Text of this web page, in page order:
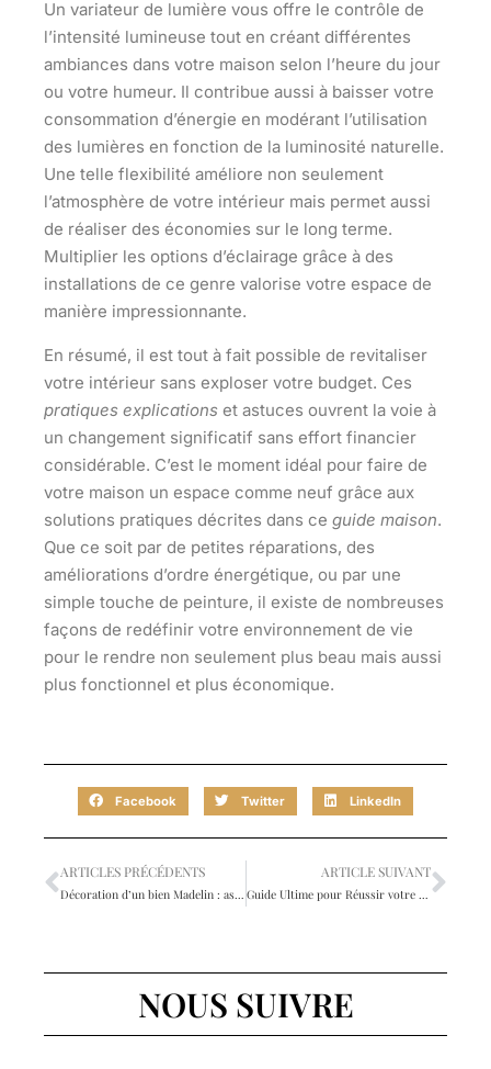
Un variateur de lumière vous offre le contrôle de
l’intensité lumineuse tout en créant différentes
ambiances dans votre maison selon l’heure du jour
ou votre humeur. Il contribue aussi à baisser votre
consommation d’énergie en modérant l’utilisation
des lumières en fonction de la luminosité naturelle.
Une telle flexibilité améliore non seulement
l’atmosphère de votre intérieur mais permet aussi
de réaliser des économies sur le long terme.
Multiplier les options d’éclairage grâce à des
installations de ce genre valorise votre espace de
manière impressionnante.
En résumé, il est tout à fait possible de revitaliser
votre intérieur sans exploser votre budget. Ces
pratiques explications et astuces ouvrent la voie à
un changement significatif sans effort financier
considérable. C’est le moment idéal pour faire de
votre maison un espace comme neuf grâce aux
solutions pratiques décrites dans ce guide maison.
Que ce soit par de petites réparations, des
améliorations d’ordre énergétique, ou par une
simple touche de peinture, il existe de nombreuses
façons de redéfinir votre environnement de vie
pour le rendre non seulement plus beau mais aussi
plus fonctionnel et plus économique.
Facebook Twitter LinkedIn
ARTICLES PRÉCÉDENTS
Décoration d’un bien Madelin : astuces pour un intérieur unique et surprenant
ARTICLE SUIVANT
Guide Ultime pour Réussir votre Achat Immobilier
NOUS SUIVRE